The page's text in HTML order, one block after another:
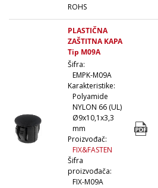
ROHS
PLASTIČNA
ZAŠTITNA KAPA
Tip M09A
Šifra:
EMPK-M09A
Karakteristike:
Polyamide
NYLON 66 (UL)
Ø9x10,1x3,3
mm
Proizvođač:
FIX&FASTEN
Šifra
proizvođača:
FIX-M09A